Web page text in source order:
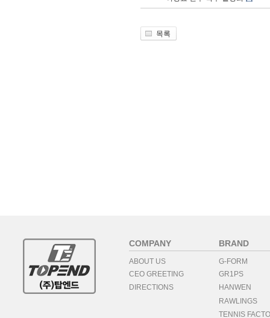
목록
COMPANY BRAND
ABOUT US
G-FORM
CEO GREETING
GR1PS
DIRECTIONS
HANWEN
RAWLINGS
TENNIS